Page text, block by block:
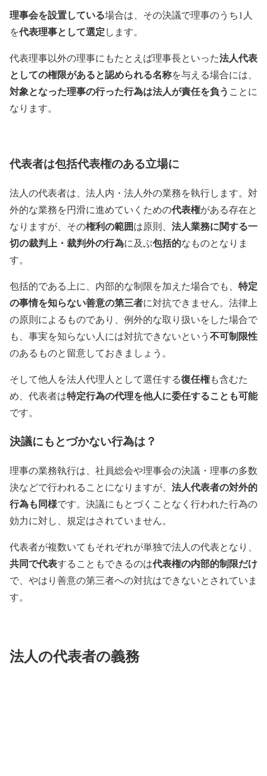
理事会を設置している場合は、その決議で理事のうち1人
を代表理事として選定します。
代表理事以外の理事にもたとえば理事長といった法人代表
としての権限があると認められる名称を与える場合には、
対象となった理事の行った行為は法人が責任を負う ことに
なります。
代表者は包括代表権のある立場に
法人の代表者は、法人内・法人外の業務を執行します。対
外的な業務を円滑に進めていくための代表権がある存在と
なりますが、その権利の範囲は原則、 法人業務に関する一
切の裁判上・裁判外の行為に及ぶ包括的なものとなりま
す。
包括的である上に、内部的な制限を加えた場合でも、 特定
の事情を知らない善意の第三者に対抗できません。法律上
の原則によるものであり、例外的な取り扱いをした場合で
も、事実を知らない人には対抗できないという不可制限性
のあるものと留意しておきましょう。
そして他人を法人代理人として選任する復任権も含むた
め、代表者は特定行為の代理を他人に委任することも可能
です。
決議にもとづかない行為は？
理事の業務執行は、社員総会や理事会の決議・理事の多数
決などで行われることになりますが、 法人代表者の対外的
行為も同様です。決議にもとづくことなく行われた行為の
効力に対し、規定はされていません。
代表者が複数いてもそれぞれが単独で法人の代表となり、
共同で代表することもできるのは代表権の内部的制限だけ
で、やはり善意の第三者への対抗はできないとされていま
す。
法人の代表者の義務